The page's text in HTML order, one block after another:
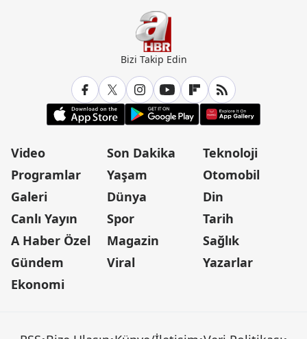
Bizi Takip Edin
Video
Programlar
Galeri
Canlı Yayın
A Haber Özel
Gündem
Ekonomi
Son Dakika
Yaşam
Dünya
Spor
Magazin
Viral
Teknoloji
Otomobil
Din
Tarih
Sağlık
Yazarlar